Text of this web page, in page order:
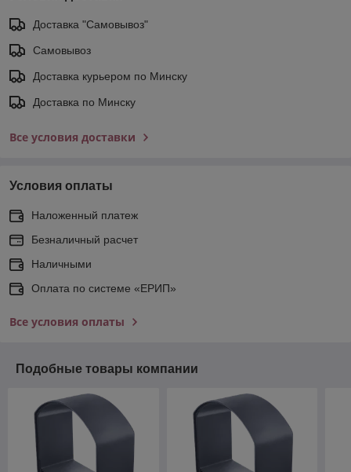
Доставка "Самовывоз"
Самовывоз
Доставка курьером по Минску
Доставка по Минску
Все условия доставки
Условия оплаты
Наложенный платеж
Безналичный расчет
Наличными
Оплата по системе «ЕРИП»
Все условия оплаты
Подобные товары компании